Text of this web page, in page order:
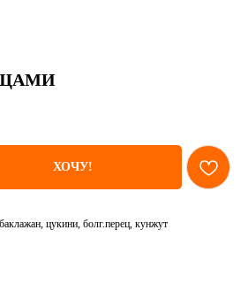
ХОЧУ!
цукини, болг.перец, кунжут